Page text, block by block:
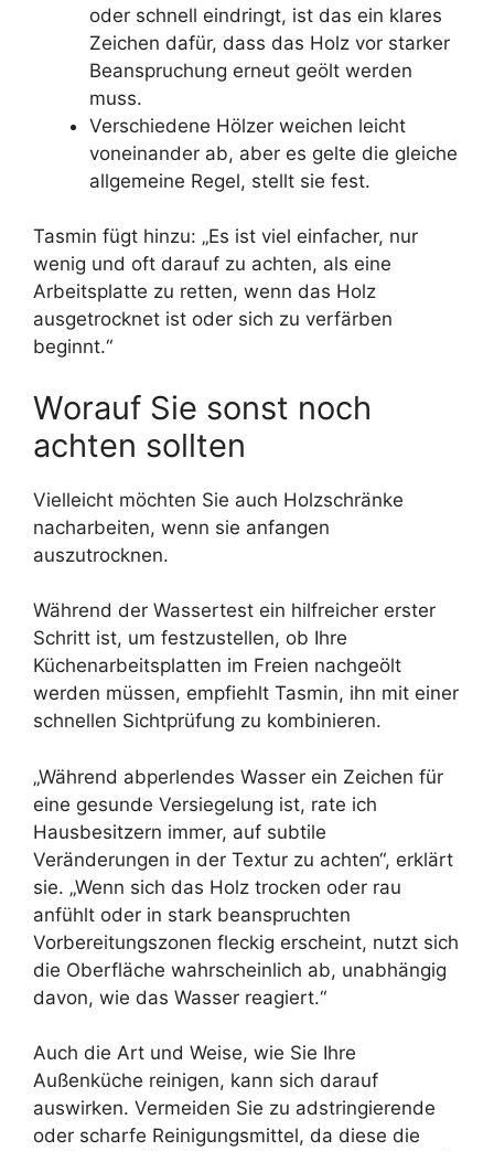
oder schnell eindringt, ist das ein klares
Zeichen dafür, dass das Holz vor starker
Beanspruchung erneut geölt werden
muss.
Verschiedene Hölzer weichen leicht
voneinander ab, aber es gelte die gleiche
allgemeine Regel, stellt sie fest.
Tasmin fügt hinzu: „Es ist viel einfacher, nur
wenig und oft darauf zu achten, als eine
Arbeitsplatte zu retten, wenn das Holz
ausgetrocknet ist oder sich zu verfärben
beginnt.“
Worauf Sie sonst noch
achten sollten
Vielleicht möchten Sie auch Holzschränke
nacharbeiten, wenn sie anfangen
auszutrocknen.
Während der Wassertest ein hilfreicher erster
Schritt ist, um festzustellen, ob Ihre
Küchenarbeitsplatten im Freien nachgeölt
werden müssen, empfiehlt Tasmin, ihn mit einer
schnellen Sichtprüfung zu kombinieren.
„Während abperlendes Wasser ein Zeichen für
eine gesunde Versiegelung ist, rate ich
Hausbesitzern immer, auf subtile
Veränderungen in der Textur zu achten“, erklärt
sie. „Wenn sich das Holz trocken oder rau
anfühlt oder in stark beanspruchten
Vorbereitungszonen fleckig erscheint, nutzt sich
die Oberfläche wahrscheinlich ab, unabhängig
davon, wie das Wasser reagiert.“
Auch die Art und Weise, wie Sie Ihre
Außenküche reinigen, kann sich darauf
auswirken. Vermeiden Sie zu adstringierende
oder scharfe Reinigungsmittel, da diese die